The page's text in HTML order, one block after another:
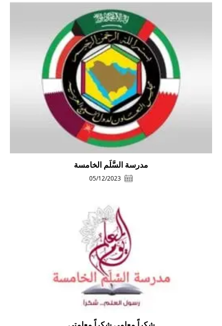
مدرسة السَّلَم الخامسة
05/12/2023